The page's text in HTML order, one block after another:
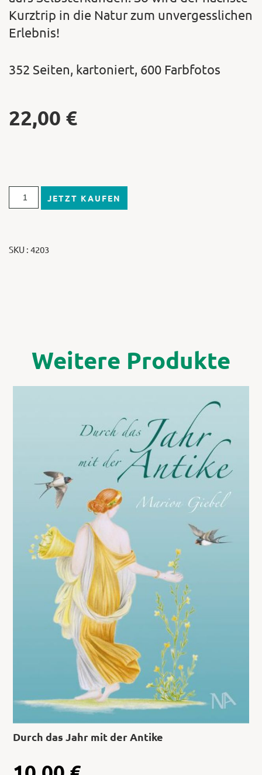
Kurztrip in die Natur zum unvergesslichen
Erlebnis!
352 Seiten, kartoniert, 600 Farbfotos
22,00 €
JETZT KAUFEN
SKU : 4203
Weitere Produkte
Durch das Jahr mit der Antike